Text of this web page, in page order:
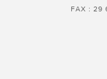
FAX : 29